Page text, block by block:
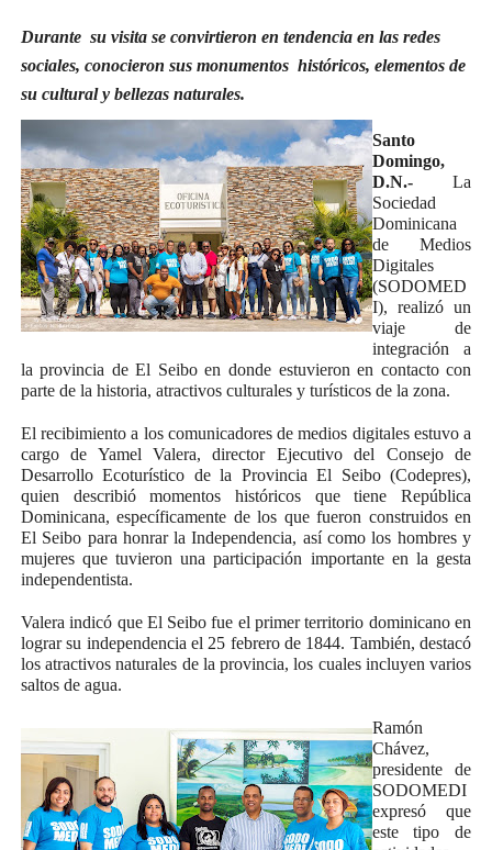
Durante su visita se convirtieron en tendencia en las redes
sociales, conocieron sus monumentos históricos, elementos de
su cultural y bellezas naturales.
Santo
Domingo,
D.N.-La
Sociedad
Dominicana
de Medios
Digitales
(SODOMED
I), realizó un
viaje de
integración a
la provincia de El Seibo en donde estuvieron en contacto con
parte de la historia, atractivos culturales y turísticos de la zona.
El recibimiento a los comunicadores de medios digitales estuvo a
cargo de Yamel Valera, director Ejecutivo del Consejo de
Desarrollo Ecoturístico de la Provincia El Seibo (Codepres),
quien describió momentos históricos que tiene República
Dominicana, específicamente de los que fueron construidos en
El Seibo para honrar la Independencia, así como los hombres y
mujeres que tuvieron una participación importante en la gesta
independentista.
Valera indicó que El Seibo fue el primer territorio dominicano en
lograr su independencia el 25 febrero de 1844. También, destacó
los atractivos naturales de la provincia, los cuales incluyen varios
saltos de agua.
Ramón
Chávez,
presidente de
SODOMEDI
expresó que
este tipo de